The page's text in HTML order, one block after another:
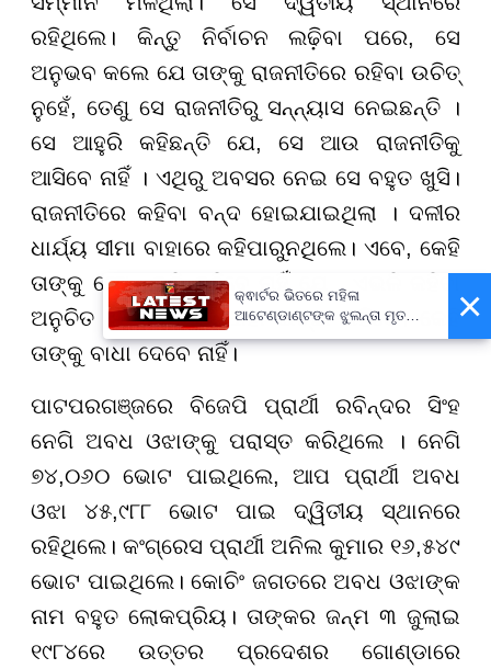
ରହିଥିଲେ। କିନ୍ତୁ ନିର୍ବାଚନ ଲଢ଼ିବା ପରେ, ସେ
ଅନୁଭବ କଲେ ଯେ ତାଙ୍କୁ ରାଜନୀତିରେ ରହିବା ଉଚିତ୍
ନୁହେଁ, ତେଣୁ ସେ ରାଜନୀତିରୁ ସନ୍ନ୍ୟାସ ନେଇଛନ୍ତି ।
ସେ ଆହୁରି କହିଛନ୍ତି ଯେ, ସେ ଆଉ ରାଜନୀତିକୁ
ଆସିବେ ନାହିଁ । ଏଥିରୁ ଅବସର ନେଇ ସେ ବହୁତ ଖୁସି।
ରାଜନୀତିରେ କହିବା ବନ୍ଦ ହୋଇଯାଇଥିଲା । ଦଳୀର
ଧାର୍ଯ୍ୟ ସୀମା ବାହାରେ କହିପାରୁନଥିଲେ। ଏବେ, କେହି
ତାଙ୍କୁ ଫୋନ୍ କରି କହିବେ ନାହିଁ ଯେ , ଏଭଳି କହିବା
ଅନୁଚିତ । ଏବେ, ସେ ଯାହା ଇଚ୍ଛା କହିବେ। କେହି
ତାଙ୍କୁ ବାଧା ଦେବେ ନାହିଁ।
ପାଟପରଗଞ୍ଜରେ ବିଜେପି ପ୍ରାର୍ଥୀ ରବିନ୍ଦର ସିଂହ
ନେଗି ଅବଧ ଓଝାଙ୍କୁ ପରାସ୍ତ କରିଥିଲେ । ନେଗି
୭୪,୦୬୦ ଭୋଟ ପାଇଥିଲେ, ଆପ ପ୍ରାର୍ଥୀ ଅବଧ
ଓଝା ୪୫,୯୮୮ ଭୋଟ ପାଇ ଦ୍ୱିତୀୟ ସ୍ଥାନରେ
ରହିଥିଲେ। କଂଗ୍ରେସ ପ୍ରାର୍ଥୀ ଅନିଲ କୁମାର ୧୬,୫୪୯
ଭୋଟ ପାଇଥିଲେ। କୋଚିଂ ଜଗତରେ ଅବଧ ଓଝାଙ୍କ
ନାମ ବହୁତ ଲୋକପ୍ରିୟ। ତାଙ୍କର ଜନ୍ମ ୩ ଜୁଲାଇ
୧୯୮୪ରେ ଉତ୍ତର ପ୍ରଦେଶର ଗୋଣ୍ଡାରେ
×
କ୍ଵାର୍ଟର ଭିତରେ ମହିଳା
ଆଟେଣ୍ଡାଣ୍ଟଙ୍କ ଝୁଲନ୍ତା ମୃତଦେହ